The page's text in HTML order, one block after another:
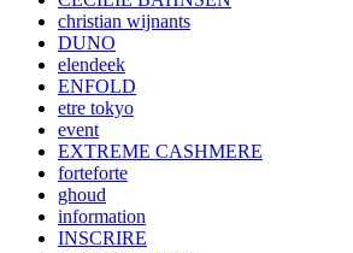
christian wijnants
DUNO
elendeek
ENFOLD
etre tokyo
event
EXTREME CASHMERE
forteforte
ghoud
information
INSCRIRE